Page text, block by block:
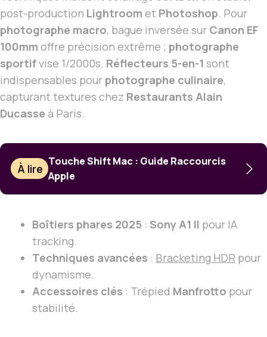
post-production Lightroom et Photoshop. Pour
photographe macro, bague inversée sur Canon EF
100mm offre précision extrême ; photographe
sportifvise 1/2000s. Réflecteurs 5-en-1 sont
indispensables pour photographe culinaire,
capturant textures chez Restaurants Alain
Ducasse à Paris.
À lire
Touche Shift Mac : Guide Raccourcis
Apple
Boîtiers phares 2025 : Sony A1 II pour IA
tracking.
Techniques avancées : Bracketing HDR pour
dynamisme.
Accessoires clés : Trépied Manfrotto pour
stabilité.